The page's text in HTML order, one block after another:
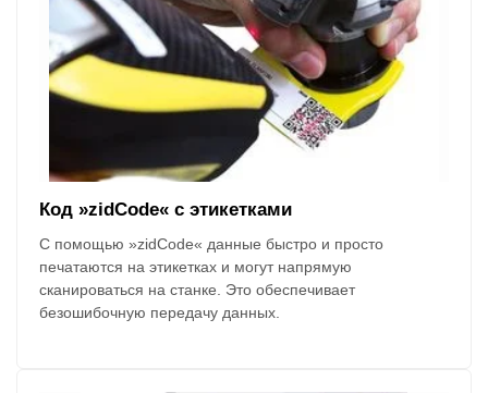
Код »zidCode« с этикетками
С помощью »zidCode« данные быстро и просто
печатаются на этикетках и могут напрямую
сканироваться на станке. Это обеспечивает
безошибочную передачу данных.